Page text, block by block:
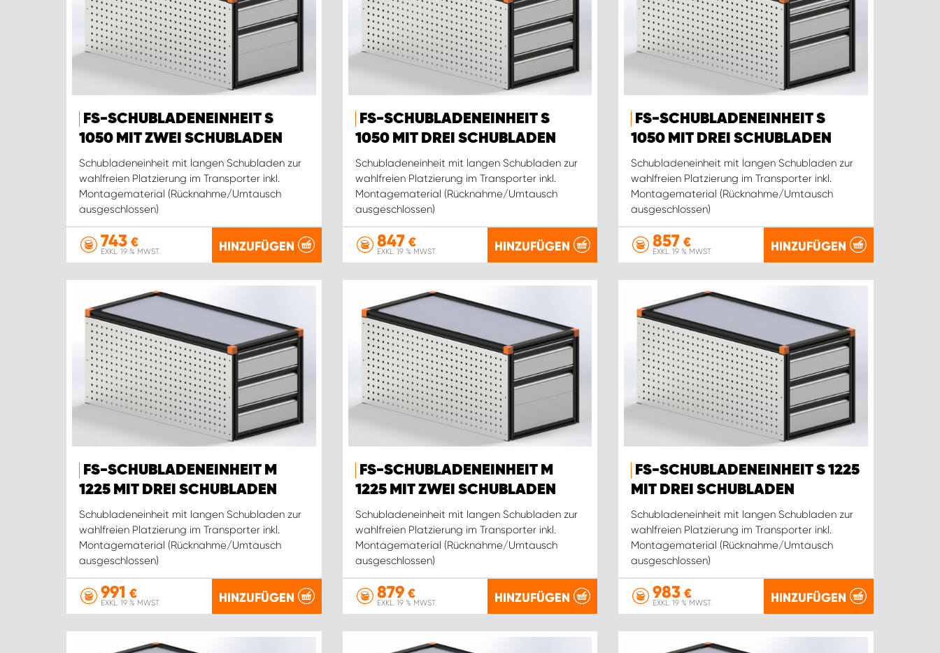
FS-SCHUBLADENEINHEIT S
1050 MIT ZWEI SCHUBLADEN
Schubladeneinheit mit langen Schubladen zur
wahlfreien Platzierung im Transporter inkl.
Montagematerial (Rücknahme/Umtausch
ausgeschlossen)
743 €
EXKL. 19 % MWST. HINZUFÜGEN
FS-SCHUBLADENEINHEIT S
1050 MIT DREI SCHUBLADEN
Schubladeneinheit mit langen Schubladen zur
wahlfreien Platzierung im Transporter inkl.
Montagematerial (Rücknahme/Umtausch
ausgeschlossen)
847€
EXKL. 19 % MWST. HINZUFÜGEN
FS-SCHUBLADENEINHEIT S
1050 MIT DREI SCHUBLADEN
Schubladeneinheit mit langen Schubladen zur
wahlfreien Platzierung im Transporter inkl.
Montagematerial (Rücknahme/Umtausch
ausgeschlossen)
857 €
EXKL. 19 % MWST. HINZUFÜGEN
FS-SCHUBLADENEINHEIT M
1225 MIT DREI SCHUBLADEN
Schubladeneinheit mit langen Schubladen zur
wahlfreien Platzierung im Transporter inkl.
Montagematerial (Rücknahme/Umtausch
ausgeschlossen)
991 €
EXKL. 19 % MWST. HINZUFÜGEN
FS-SCHUBLADENEINHEIT M
1225 MIT ZWEI SCHUBLADEN
Schubladeneinheit mit langen Schubladen zur
wahlfreien Platzierung im Transporter inkl.
Montagematerial (Rücknahme/Umtausch
ausgeschlossen)
879€
EXKL. 19 % MWST. HINZUFÜGEN
FS-SCHUBLADENEINHEIT S 1225
MIT DREI SCHUBLADEN
Schubladeneinheit mit langen Schubladen zur
wahlfreien Platzierung im Transporter inkl.
Montagematerial (Rücknahme/Umtausch
ausgeschlossen)
983 €
EXKL. 19 % MWST. HINZUFÜGEN